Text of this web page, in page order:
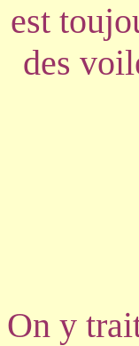
est
des
On y